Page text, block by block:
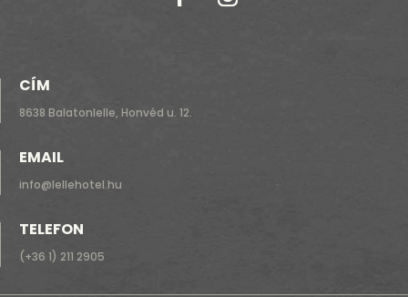
CÍM
8638 Balatonlelle, Honvéd u. 12.
EMAIL
info@lellehotel.hu
TELEFON
(+36 1) 211 2905